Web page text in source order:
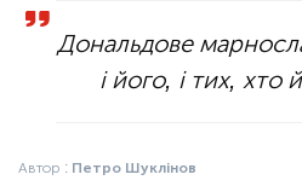
Дональдове
і його, і тих, хто
Автор : Петро Шуклінов